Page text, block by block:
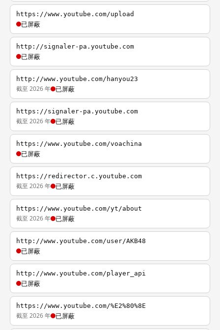
https://www.youtube.com/upload
已屏蔽
http://signaler-pa.youtube.com
已屏蔽
http://www.youtube.com/hanyou23
截至 2026 年 已屏蔽
https://signaler-pa.youtube.com
截至 2026 年 已屏蔽
https://www.youtube.com/voachina
已屏蔽
https://redirector.c.youtube.com
截至 2026 年 已屏蔽
https://www.youtube.com/yt/about
截至 2026 年 已屏蔽
http://www.youtube.com/user/AKB48
已屏蔽
http://www.youtube.com/player_api
已屏蔽
https://www.youtube.com/%E2%80%8E
截至 2026 年 已屏蔽